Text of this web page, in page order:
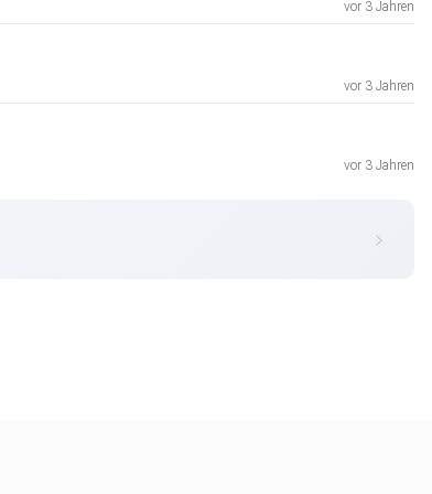
vor 3 Jahren
vor 3 Jahren
vor 3 Jahren